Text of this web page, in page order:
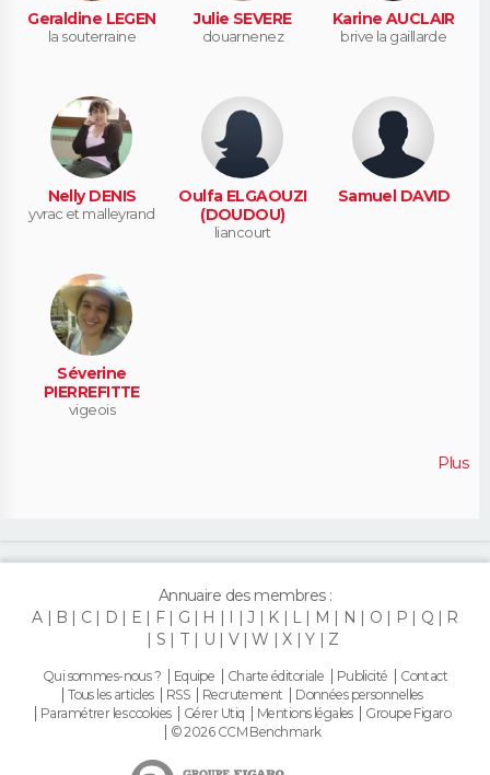
Geraldine LEGEN
la souterraine
Julie SEVERE
douarnenez
Karine AUCLAIR
brive la gaillarde
Nelly DENIS
yvrac et malleyrand
Oulfa ELGAOUZI
(DOUDOU)
liancourt
Samuel DAVID
Séverine
PIERREFITTE
vigeois
Plus
Annuaire des membres :
A
B C D E F G H I J K L M N O P Q
R
S
T U V W X Y Z
Qui sommes-nous ? Equipe Charte éditoriale Publicité
Contact
Tous les articles
RSS Recrutement
Données personnelles
Paramétrer les cookies
Gérer Utiq Mentions légales
Groupe Figaro
© 2026 CCM Benchmark